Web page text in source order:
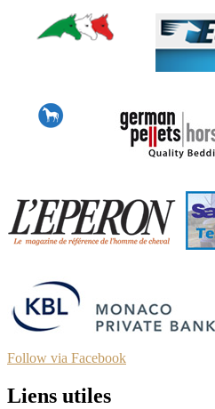
Follow via Facebook
Liens utiles